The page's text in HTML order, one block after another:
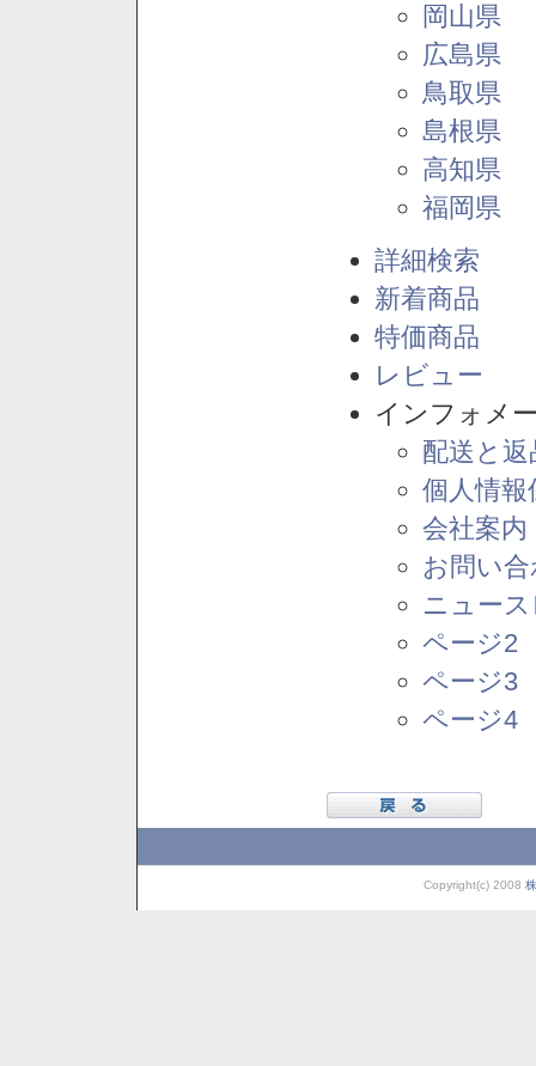
岡山県
広島県
鳥取県
島根県
高知県
福岡県
詳細検索
新着商品
特価商品
レビュー
インフォメ
配送と
個人情報
会社案内
お問い
ニュー
ページ2
ページ3
ページ4
Copyright(c) 2008